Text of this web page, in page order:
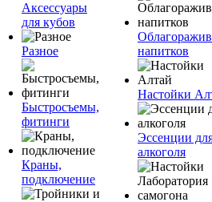
Аксессуары
для кубов
Разное
Быстросъемы,
фитинги
Краны,
подключение
напитков
Настойки
Эссенции
алкоголя